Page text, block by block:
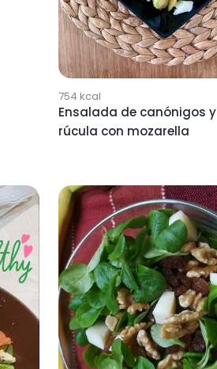
754 kcal
Ensalada de canónigos y
rúcula con mozarella